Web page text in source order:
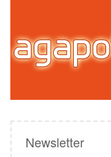
Newsletter